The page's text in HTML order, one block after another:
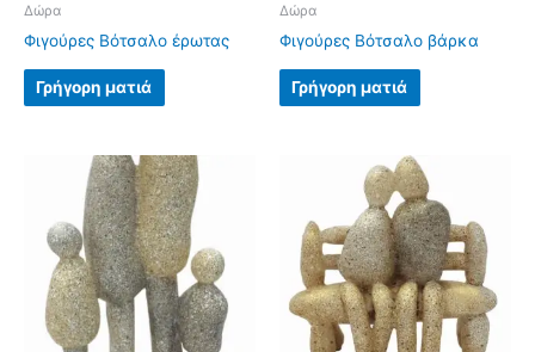
Δώρα
Φιγούρες Βότσαλο έρωτας
Γρήγορη ματιά
Δώρα
Φιγούρες Βότσαλο βάρκα
Γρήγορη ματιά